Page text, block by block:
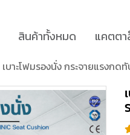
สินค้าทั้งหมด แคตต
เบาะโฟมรองนั่ง กระจายแรงกด